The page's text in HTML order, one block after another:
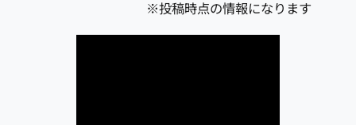
※投稿時点の情報になります